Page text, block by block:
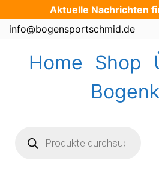
Inhalt
springen
Aktuelle Nachrichten
info@bogensportschmid.de
Home Shop
search